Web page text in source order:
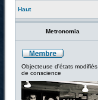
Haut
Metronomia
Objecteuse d'états modifiés
de conscience